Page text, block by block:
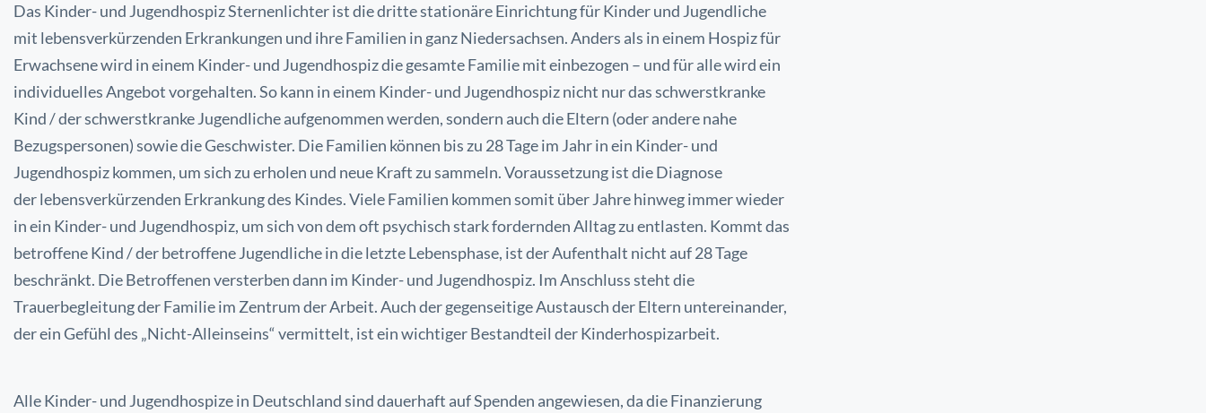
Das Kinder- und Jugendhospiz Sternenlichter ist die dritte stationäre Einrichtung für Kinder und Jugendliche
mit lebensverkürzenden Erkrankungen und ihre Familien in ganz Niedersachsen.Anders als in einem Hospiz für
Erwachsene wird in einem Kinder- und Jugendhospiz die gesamteFamilie mit einbezogen – und für alle wird ein
individuelles Angebot vorgehalten. So kann in einem Kinder- und Jugendhospiz nicht nur das schwerstkranke
Kind / der schwerstkranke Jugendlicheaufgenommen werden, sondern auch die Eltern (oder andere nahe
Bezugspersonen) sowie dieGeschwister. Die Familien können bis zu 28 Tage im Jahr in ein Kinder- und
Jugendhospiz kommen, um sich zu erholen und neue Kraft zu sammeln. Voraussetzung ist die Diagnose
derlebensverkürzenden Erkrankung des Kindes. Viele Familien kommen somit über Jahre hinwegimmer wieder
in ein Kinder- und Jugendhospiz, um sich von dem oft psychisch stark forderndenAlltag zu entlasten. Kommt das
betroffene Kind / der betroffene Jugendliche in die letzteLebensphase, ist der Aufenthalt nicht auf 28 Tage
beschränkt. Die Betroffenen versterben dann im Kinder- und Jugendhospiz. Im Anschluss steht die
Trauerbegleitung der Familie im Zentrum derArbeit. Auch der gegenseitige Austausch der Eltern untereinander,
der ein Gefühl des „Nicht-Alleinseins“ vermittelt, ist ein wichtiger Bestandteil der Kinderhospizarbeit.
Alle Kinder- und Jugendhospize in Deutschland sind dauerhaft auf Spenden angewiesen, da dieFinanzierung